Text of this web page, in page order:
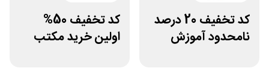
کد تخفیف 20 درصد
نامحدود آموزش
کد تخفیف 50%
اولین خرید مکتب